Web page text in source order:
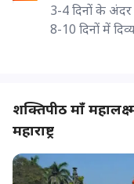
3-4 दिनों के अंदर
8-10 दिनों में
शक्तिपीठ माँ
महाराष्ट्र